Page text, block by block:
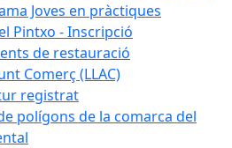
Joves en pràctiques
Pintxo - Inscripció
de restauració
Comerç (LLAC)
registrat
polígons de la comarca del